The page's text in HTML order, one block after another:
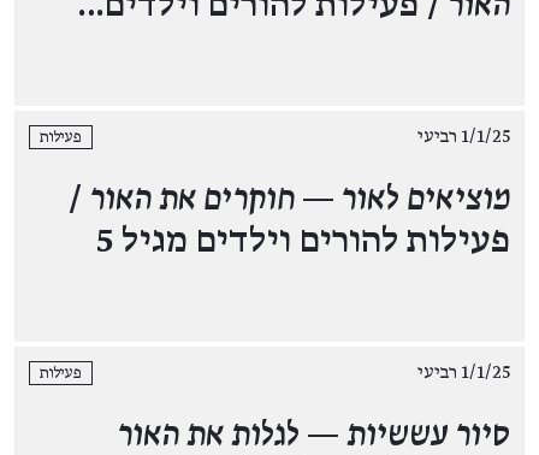
1/1/25 רביעי פעילות
מוציאים לאור — חוקרים את האור /
פעילות להורים וילדים מגיל 5
1/1/25 רביעי פעילות
סיור עששיות — לגלות את האור